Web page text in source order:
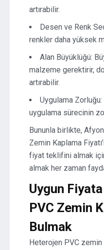
artırabilir.
Desen ve Renk
renkler daha yüksek
Alan Büyüklüğü:
malzeme gerektirir,
artırabilir.
Uygulama Zorluğu:
uygulama sürecinin
Bununla birlikte,
Zemin Kaplama
fiyat teklifini almak
almak her zaman
Uygun
PVC Zemin
Bulmak
Heterojen PVC zemin